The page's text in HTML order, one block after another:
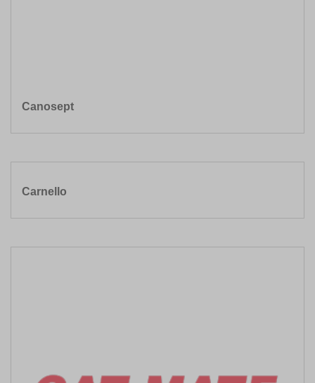
Canosept
Carnello